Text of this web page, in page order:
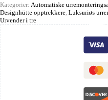
Kategorier: Automatiske
Designhütte opptrekkere Luksuriøs
Urvender i tre